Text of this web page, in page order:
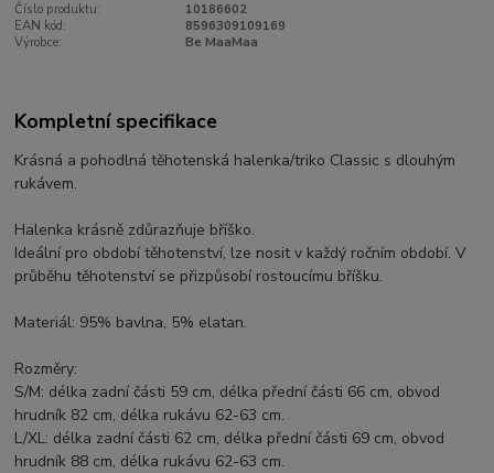
Číslo produktu:
10186602
EAN kód:
8596309109169
Výrobce:
Be MaaMaa
Kompletní specifikace
Krásná a pohodlná těhotenská halenka/triko Classic s dlouhým
rukávem.
Halenka krásně zdůrazňuje bříško.
Ideální pro období těhotenství, lze nosit v každý ročním období. V
průběhu těhotenství se přizpůsobí rostoucímu bříšku.
Materiál: 95% bavlna, 5% elatan.
Rozměry:
S/M: délka zadní části 59 cm, délka přední části 66 cm, obvod
hrudník 82 cm, délka rukávu 62-63 cm.
L/XL: délka zadní části 62 cm, délka přední části 69 cm, obvod
hrudník 88 cm, délka rukávu 62-63 cm.